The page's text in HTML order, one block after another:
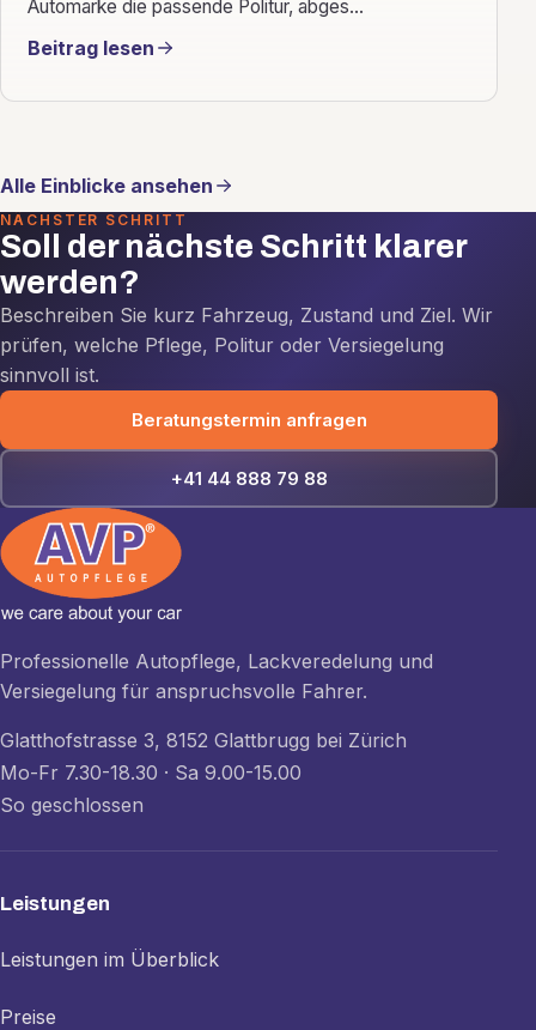
Automarke die passende Politur, abges...
Beitrag lesen
Alle Einblicke ansehen
NÄCHSTER SCHRITT
Soll der nächste Schritt klarer
werden?
Beschreiben Sie kurz Fahrzeug, Zustand und Ziel. Wir
prüfen, welche Pflege, Politur oder Versiegelung
sinnvoll ist.
Beratungstermin anfragen
+41 44 888 79 88
Professionelle Autopflege, Lackveredelung und
Versiegelung für anspruchsvolle Fahrer.
Glatthofstrasse 3, 8152 Glattbrugg bei Zürich
Mo-Fr 7.30-18.30 · Sa 9.00-15.00
So geschlossen
Leistungen
Leistungen im Überblick
Preise